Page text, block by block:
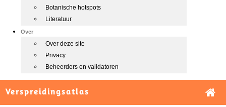
Botanische hotspots
Literatuur
Over
Over deze site
Privacy
Beheerders en validatoren
Verspreidingsatlas